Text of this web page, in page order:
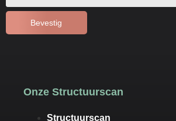
Bevestig
Onze Structuurscan
Structuurscan